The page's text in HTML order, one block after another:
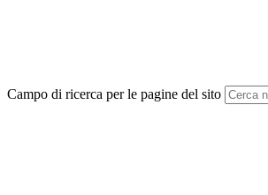
Campo di ricerca per le pagine del sito